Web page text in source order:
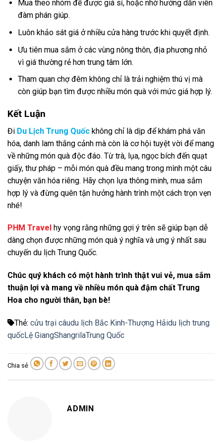
Mua theo nhóm để được giá sỉ, hoặc nhờ hướng dẫn viên
đàm phán giúp.
Luôn khảo sát giá ở nhiều cửa hàng trước khi quyết định.
Ưu tiên mua sắm ở các vùng nông thôn, địa phương nhỏ
vì giá thường rẻ hơn trung tâm lớn.
Tham quan chợ đêm không chỉ là trải nghiệm thú vị mà
còn giúp bạn tìm được nhiều món quà với mức giá hợp lý.
Kết Luận
Đi Du Lịch Trung Quốc không chỉ là dịp để khám phá văn
hóa, danh lam thắng cảnh mà còn là cơ hội tuyệt vời để mang
về những món quà độc đáo. Từ trà, lụa, ngọc bích đến quạt
giấy, thư pháp – mỗi món quà đều mang trong mình một câu
chuyện văn hóa riêng. Hãy chọn lựa thông minh, mua sắm
hợp lý và đừng quên tận hưởng hành trình một cách trọn vẹn
nhé!
PHM Travel hy vọng rằng những gợi ý trên sẽ giúp bạn dễ
dàng chọn được những món quà ý nghĩa và ưng ý nhất sau
chuyến du lịch Trung Quốc.
Chúc quý khách có một hành trình thật vui vẻ, mua sắm
thuận lợi và mang về nhiều món quà đậm chất Trung
Hoa cho người thân, bạn bè!
Thẻ: cửu trại câudu lịch Bắc Kinh-Thượng Hảidu lịch trung
quốcLệ GiangShangrilaTrung Quốc
Chia sẻ
ADMIN